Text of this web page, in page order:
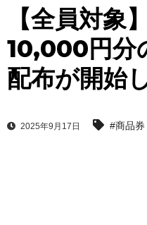
【全員対象
10,000円分
配布が開始
2025年9月17日 #商品券